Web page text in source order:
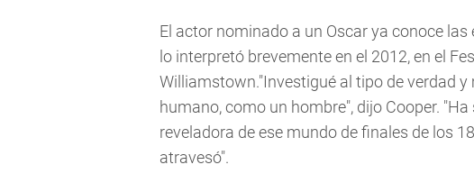
El actor nominado a un Oscar ya conoce
lo interpretó brevemente en el 2012, en el
Williamstown."Investigué al tipo de verdad
humano, como un hombre", dijo Cooper.
reveladora de ese mundo de finales de los
atravesó".